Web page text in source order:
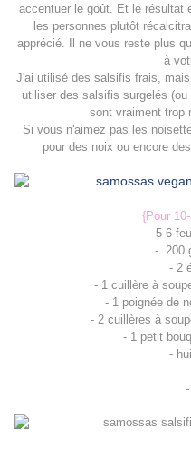
accentuer le goût. Et le résultat
les personnes plutôt
apprécié. Il ne vous reste plus
à
J'ai utilisé des salsifis frais,
utiliser des salsifis surgelés
sont vraiment trop
Si vous n'aimez pas les
pour des noix ou encore
{Pour
- 5-6
- 200
- 2
- 1 cuillère à
- 1 poignée de
- 2 cuillères à
- 1 petit
-